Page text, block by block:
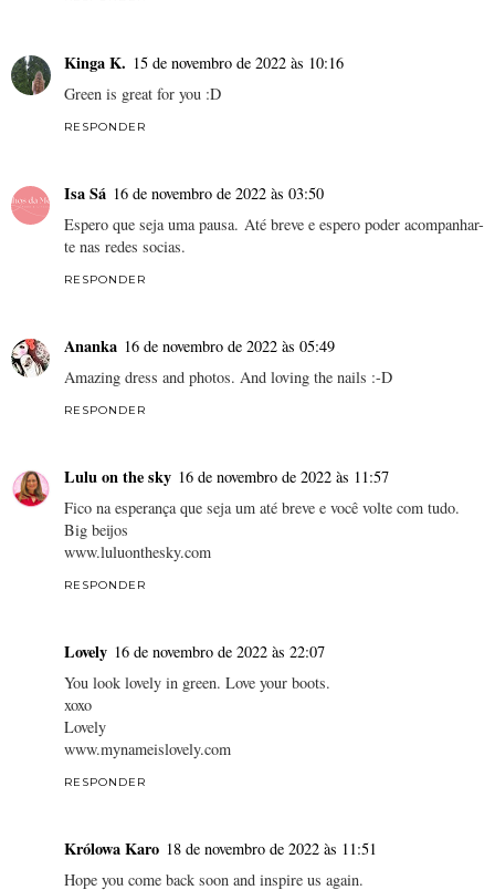
Kinga K. 15 de novembro de 2022 às 10:16
Green is great for you :D
RESPONDER
Isa Sá 16 de novembro de 2022 às 03:50
Espero que seja uma pausa. Até breve e espero poder acompanhar-
te nas redes socias.
RESPONDER
Ananka 16 de novembro de 2022 às 05:49
Amazing dress and photos. And loving the nails :-D
RESPONDER
Lulu on the sky 16 de novembro de 2022 às 11:57
Fico na esperança que seja um até breve e você volte com tudo.
Big beijos
www.luluonthesky.com
RESPONDER
Lovely 16 de novembro de 2022 às 22:07
You look lovely in green. Love your boots.
xoxo
Lovely
www.mynameislovely.com
RESPONDER
Królowa Karo 18 de novembro de 2022 às 11:51
Hope you come back soon and inspire us again.